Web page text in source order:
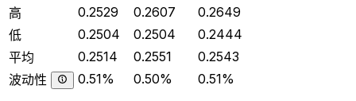
高
0.2529 0.2607
0.2649
低
0.2504 0.2504
0.2444
平均
0.2514 0.2551
0.2543
波动性
0.51% 0.50% 0.51%